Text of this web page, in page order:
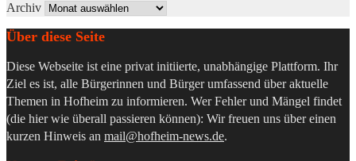
Archiv
Über diese Seite
Diese Webseite ist eine privat initiierte, unabhängige Plattform. Ihr
Ziel es ist, alle Bürgerinnen und Bürger umfassend über aktuelle
Themen in Hofheim zu informieren. Wer Fehler und Mängel findet
(die hier wie überall passieren können): Wir freuen uns über einen
kurzen Hinweis an mail@hofheim-news.de.